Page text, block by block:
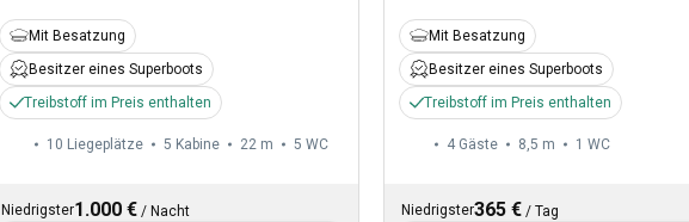
Mit Besatzung
Besitzer eines Superboots
Treibstoff im Preis enthalten
10 Liegeplätze 5 Kabine 22 m 5 WC
Niedrigster1.000 € / Nacht
Mit Besatzung
Besitzer eines Superboots
Treibstoff im Preis enthalten
4 Gäste 8,5 m 1 WC
Niedrigster365 €/ Tag